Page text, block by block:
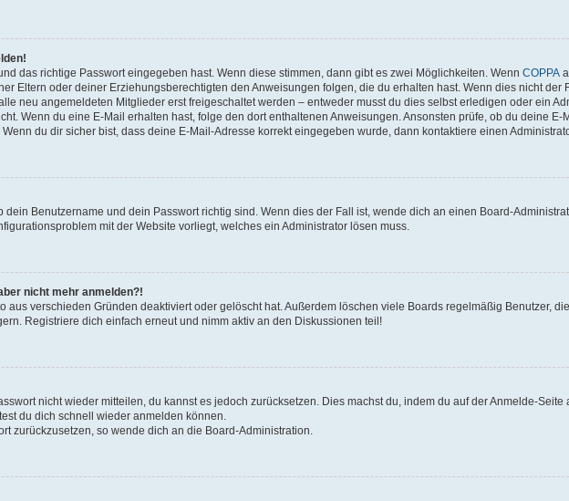
das richtige Passwort eingegeben hast. Wenn diese stimmen, dann gibt es zwei Möglichkeiten. Wenn COPPA
Eltern oder deiner Erziehungsberechtigten den Anweisungen folgen, die du erhalten hast. Wenn dies nicht der
neu angemeldeten Mitglieder erst freigeschaltet werden – entweder musst du dies selbst erledigen oder ein
Wenn du eine E-Mail erhalten hast, folge den dort enthaltenen Anweisungen. Ansonsten prüfe, ob du deine
du dir sicher bist, dass deine E-Mail-Adresse korrekt eingegeben wurde, dann kontaktiere einen
Benutzername und dein Passwort richtig sind. Wenn dies der Fall ist, wende dich an einen Board-
mit der Website vorliegt, welches ein Administrator lösen muss.
nicht mehr anmelden?!
aus verschieden Gründen deaktiviert oder gelöscht hat. Außerdem löschen viele Boards regelmäßig Benutzer,
Registriere dich einfach erneut und nimm aktiv an den Diskussionen teil!
nicht wieder mitteilen, du kannst es jedoch zurücksetzen. Dies machst du, indem du auf der Anmelde-Seite
du dich schnell wieder anmelden können.
zurückzusetzen, so wende dich an die Board-Administration.